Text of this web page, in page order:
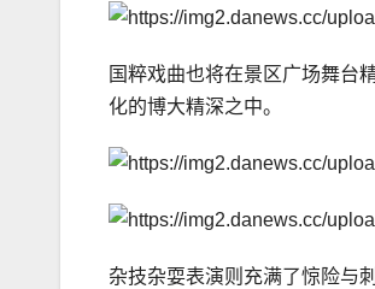
国粹戏曲也将在景区广场舞台
化的博大精深之中。
杂技杂耍表演则充满了惊险与